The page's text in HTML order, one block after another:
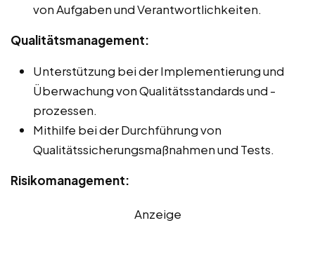
von Aufgaben und Verantwortlichkeiten.
Qualitätsmanagement:
Unterstützung bei der Implementierung und
Überwachung von Qualitätsstandards und -
prozessen.
Mithilfe bei der Durchführung von
Qualitätssicherungsmaßnahmen und Tests.
Risikomanagement:
Anzeige